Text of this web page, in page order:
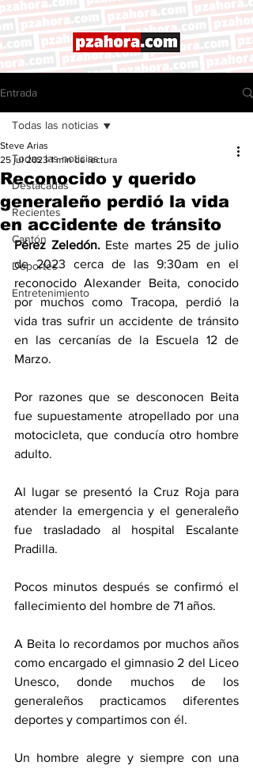
Entrada
Todas las noticias
Destacadas
Recientes
Cantón
Deportes
Entretenimiento
Todas las noticias
Reconocido y querido
generaleño perdió la vida
en accidente de tránsito
Steve Arias
25 jul 2023 1 min de lectura
Pérez Zeledón. Este martes 25 de julio
de 2023 cerca de las 9:30am en el
reconocido Alexander Beita, conocido
por muchos como Tracopa, perdió la
vida tras sufrir un accidente de tránsito
en las cercanías de la Escuela 12 de
Marzo.
Por razones que se desconocen Beita
fue supuestamente atropellado por una
motocicleta, que conducía otro hombre
adulto.
Al lugar se presentó la Cruz Roja para
atender la emergencia y el generaleño
fue trasladado al hospital Escalante
Pradilla.
Pocos minutos después se confirmó el
fallecimiento del hombre de 71 años.
A Beita lo recordamos por muchos años
como encargado el gimnasio 2 del Liceo
Unesco, donde muchos de los
generaleños practicamos diferentes
deportes y compartimos con él.
Un hombre alegre y siempre con una